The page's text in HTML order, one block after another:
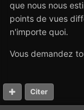
que nous nous
points de vues
n'importe quoi.
Vous demandez
Citer